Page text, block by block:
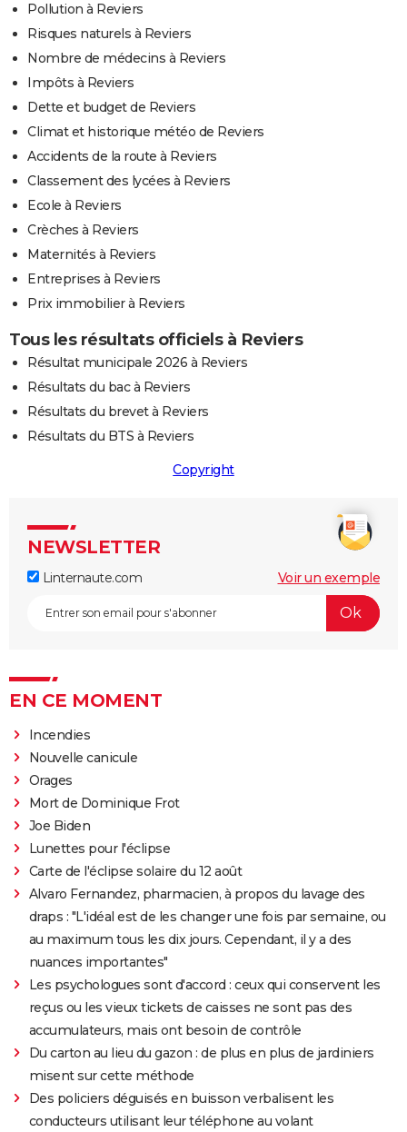
Pollution à Reviers
Risques naturels à Reviers
Nombre de médecins à Reviers
Impôts à Reviers
Dette et budget de Reviers
Climat et historique météo de Reviers
Accidents de la route à Reviers
Classement des lycées à Reviers
Ecole à Reviers
Crèches à Reviers
Maternités à Reviers
Entreprises à Reviers
Prix immobilier à Reviers
Tous les résultats officiels à Reviers
Résultat municipale 2026 à Reviers
Résultats du bac à Reviers
Résultats du brevet à Reviers
Résultats du BTS à Reviers
Copyright
NEWSLETTER
Linternaute.com Voir un exemple
EN CE MOMENT
Incendies
Nouvelle canicule
Orages
Mort de Dominique Frot
Joe Biden
Lunettes pour l'éclipse
Carte de l'éclipse solaire du 12 août
Alvaro Fernandez, pharmacien, à propos du lavage des
draps : "L'idéal est de les changer une fois par semaine, ou
au maximum tous les dix jours. Cependant, il y a des
nuances importantes"
Les psychologues sont d'accord : ceux qui conservent les
reçus ou les vieux tickets de caisses ne sont pas des
accumulateurs, mais ont besoin de contrôle
Du carton au lieu du gazon : de plus en plus de jardiniers
misent sur cette méthode
Des policiers déguisés en buisson verbalisent les
conducteurs utilisant leur téléphone au volant